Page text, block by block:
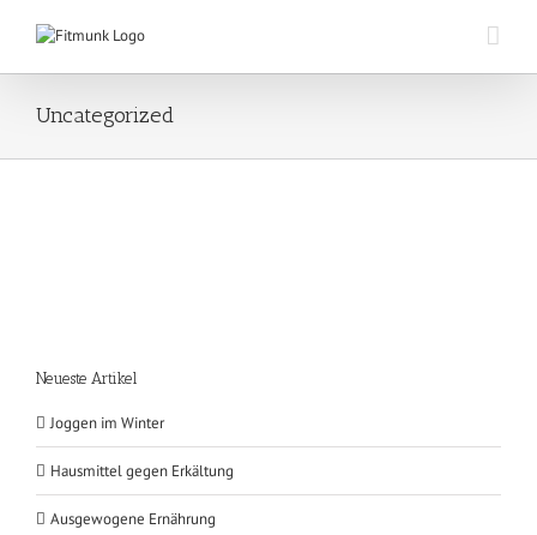
Uncategorized
Neueste Artikel
Joggen im Winter
Hausmittel gegen Erkältung
Ausgewogene Ernährung